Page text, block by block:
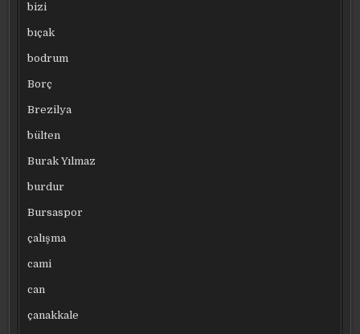
bizi
bıçak
bodrum
Borç
Brezilya
bülten
Burak Yılmaz
burdur
Bursaspor
çalışma
cami
can
çanakkale